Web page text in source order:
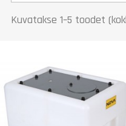
Kuvatakse 1–5 toodet